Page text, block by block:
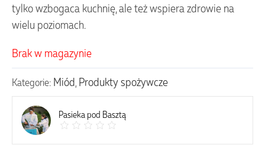
tylko wzbogaca kuchnię, ale też wspiera zdrowie na
wielu poziomach.
Brak w magazynie
Kategorie: Miód Produkty spożywcze
Pasieka pod Basztą